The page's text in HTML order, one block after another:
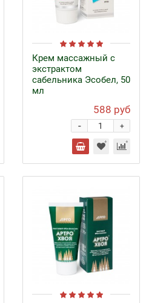
Крем массажный с
экстрактом
сабельника Эсобел, 50
мл
588 руб
+
-